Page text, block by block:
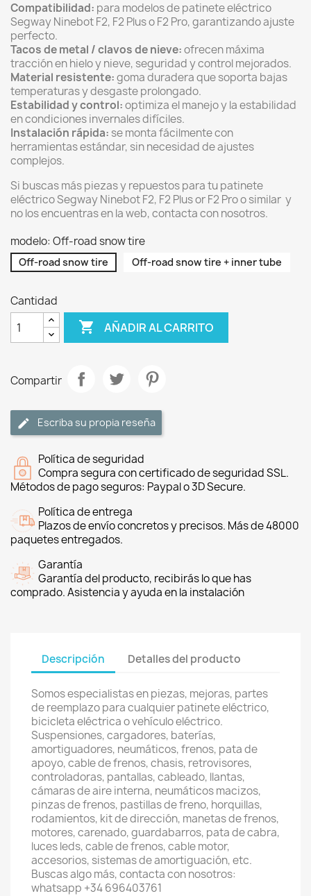
Compatibilidad: para modelos de patinete eléctrico
Segway Ninebot F2, F2 Plus o F2 Pro, garantizando ajuste
perfecto.
Tacos de metal / clavos de nieve:ofrecen máxima
tracción en hielo y nieve, seguridad y control mejorados.
Material resistente:goma duradera que soporta bajas
temperaturas y desgaste prolongado.
Estabilidad y control:optimiza el manejo y la estabilidad
en condiciones invernales difíciles.
Instalación rápida: se monta fácilmente con
herramientas estándar, sin necesidad de ajustes
complejos.
Si buscas más piezas y repuestos para tu patinete
eléctrico Segway Ninebot F2, F2 Plus or F2 Pro o similar y
no los encuentras en la web, contacta con nosotros.
modelo: Off-road snow tire
Off-road snow tire Off-road snow tire + inner tube
Cantidad
 AÑADIR AL CARRITO
Compartir
Escriba su propia reseña
Política de seguridad
Compra segura con certificado de seguridad SSL.
Métodos de pago seguros: Paypal o 3D Secure.
Política de entrega
Plazos de envío concretos y precisos. Más de 48000
paquetes entregados.
Garantía
Garantía del producto, recibirás lo que has
comprado. Asistencia y ayuda en la instalación
Descripción Detalles del producto
Somos especialistas en piezas, mejoras, partes
de reemplazo para cualquier patinete eléctrico,
bicicleta eléctrica o vehículo eléctrico.
Suspensiones, cargadores, baterías,
amortiguadores, neumáticos, frenos, pata de
apoyo, cable de frenos, chasis, retrovisores,
controladoras, pantallas, cableado, llantas,
cámaras de aire interna, neumáticos macizos,
pinzas de frenos, pastillas de freno, horquillas,
rodamientos, kit de dirección, manetas de frenos,
motores, carenado, guardabarros, pata de cabra,
luces leds, cable de frenos, cable motor,
accesorios, sistemas de amortiguación, etc.
Buscas algo más, contacta con nosotros:
whatsapp +34 696403761